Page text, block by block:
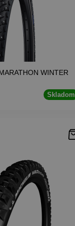
WINTER
Skladom